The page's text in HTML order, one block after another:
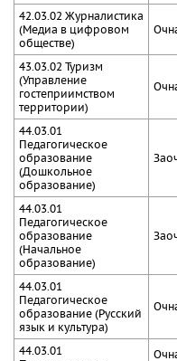
42.03.02 Журналистика
(Медиа в цифровом
обществе)
43.03.02 Туризм
(Управление
гостеприимством
территории)
44.03.01
Педагогическое
образование
(Дошкольное
образование)
44.03.01
Педагогическое
образование
(Начальное
образование)
44.03.01
Педагогическое
образование (Русский
язык и культура)
44.03.01